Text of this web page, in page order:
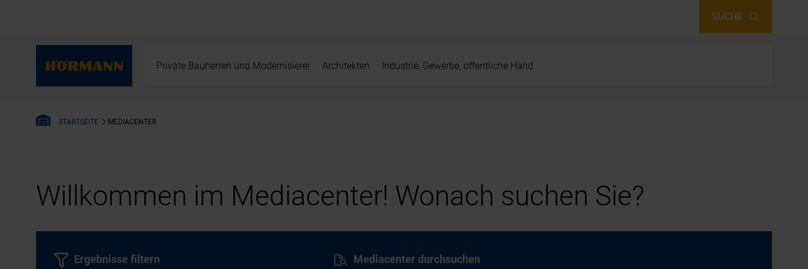
SUCHE
Private Bauherren und Modernisierer Architekten Industrie, Gewerbe, öffentliche Hand
STARTSEITE MEDIACENTER
Willkommen im Mediacenter! Wonach suchen Sie?
Mediacenter durchsuchen
Ergebnisse filtern